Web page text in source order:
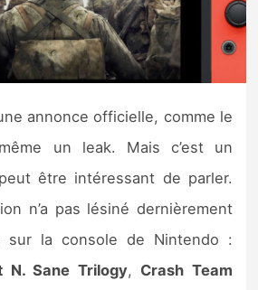
annonce officielle, comme le
un leak. Mais c’est un
être intéressant de parler.
n’a pas lésiné dernièrement
sur la console de Nintendo :
N. Sane Trilogy, Crash Team